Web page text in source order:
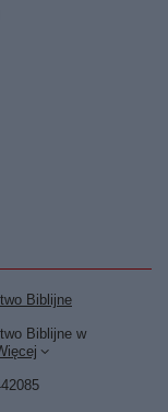
Biblijne
Biblijne w